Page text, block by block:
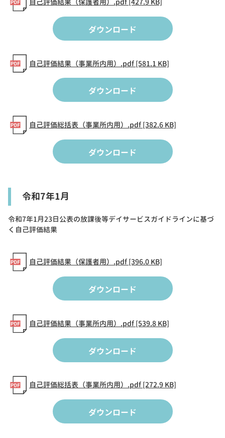
ダウンロード
自己評価結果（事業所内用）.pdf [581.1 KB]
ダウンロード
自己評価総括表（事業所内用）.pdf [382.6 KB]
ダウンロード
令和7年1月
令和7年1月23日公表の放課後等デイサービスガイドラインに基づ
く自己評価結果
自己評価結果（保護者用）.pdf [396.0 KB]
ダウンロード
自己評価結果（事業所内用）.pdf [539.8 KB]
ダウンロード
自己評価総括表（事業所内用）.pdf [272.9 KB]
ダウンロード